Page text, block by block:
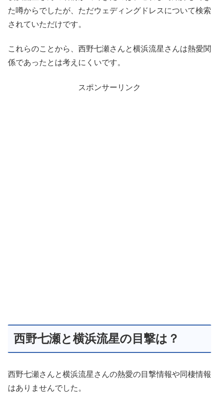
た噂からでしたが、ただウェディングドレスについて検索
されていただけです。
これらのことから、西野七瀬さんと横浜流星さんは熱愛関
係であったとは考えにくいです。
スポンサーリンク
西野七瀬と横浜流星の目撃は？
西野七瀬さんと横浜流星さんの熱愛の目撃情報や同棲情報
はありませんでした。